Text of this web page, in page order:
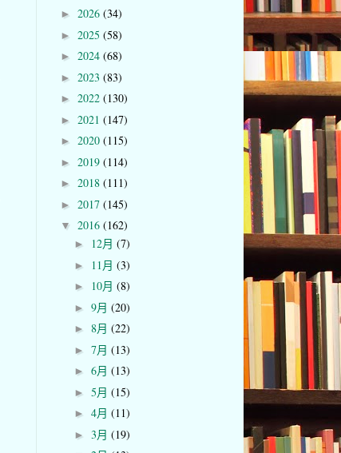
► 2026 (34)
► 2025 (58)
► 2024 (68)
► 2023 (83)
► 2022 (130)
► 2021 (147)
► 2020 (115)
► 2019 (114)
► 2018 (111)
► 2017 (145)
▼ 2016 (162)
► 12月 (7)
► 11月 (3)
► 10月 (8)
► 9月 (20)
► 8月 (22)
► 7月 (13)
► 6月 (13)
► 5月 (15)
► 4月 (11)
► 3月 (19)